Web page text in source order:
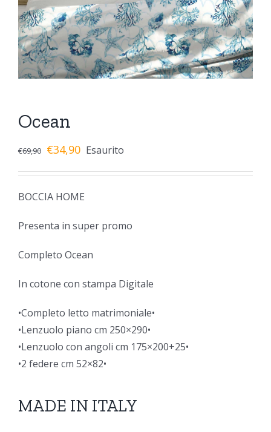
Ocean
€69,90 €34,90 Esaurito
BOCCIA HOME
Presenta in super promo
Completo Ocean
In cotone con stampa Digitale
•Completo letto matrimoniale•
•Lenzuolo piano cm 250×290•
•Lenzuolo con angoli cm 175×200+25•
•2 federe cm 52×82•
MADE IN ITALY